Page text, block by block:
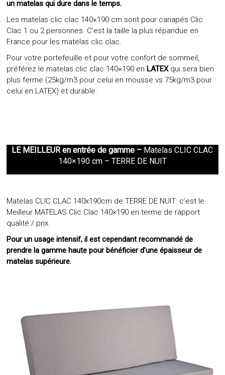
un matelas qui dure dans le temps.
Les matelas clic clac 140×190 cm sont pour canapés Clic
Clac 1 ou 2 personnes. C’est la taille la plus répandue en
France pour les matelas clic clac.
Pour votre portefeuille et pour votre confort de sommeil,
préférez le matelas clic clac 140×190 en LATEXqui sera bien
plus ferme (25kg/m3 pour celui en mousse vs 75kg/m3 pour
celui en LATEX) et durable.
LE MEILLEUR en entrée de gamme – Matelas CLIC CLAC
140×190 cm – TERRE DE NUIT
Matelas CLIC CLAC 140x190cm de TERRE DE NUIT: c’est le
Meilleur MATELAS Clic Clac 140×190 en terme de rapport
qualité / prix.
Pour un usage intensif, il est cependant recommandé de
prendre la gamme haute pour bénéficier d’une épaisseur de
matelas supérieure.